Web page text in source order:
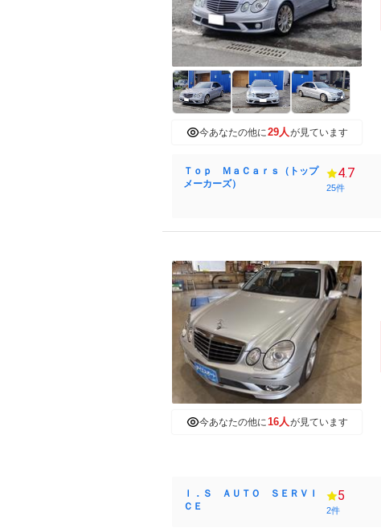
今あなたの他に29人が見ています
Ｔｏｐ ＭａＣａｒｓ（トップ
メーカーズ）
4.7
25件
今あなたの他に16人が見ています
Ｉ．Ｓ ＡＵＴＯ ＳＥＲＶＩ
ＣＥ
5
2件